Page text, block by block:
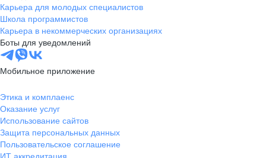
Карьера для молодых специалистов
Школа программистов
Карьера в некоммерческих организациях
Боты для уведомлений
Мобильное приложение
Этика и комплаенс
Оказание услуг
Использование сайтов
Защита персональных данных
Пользовательское соглашение